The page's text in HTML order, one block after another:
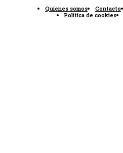
Quienes somos Contacto
Política de cookies